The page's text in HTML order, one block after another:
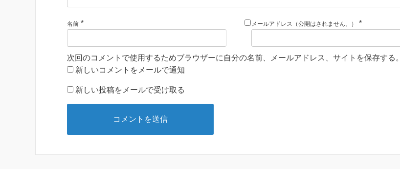
名前 * メールアドレス（公開はされません。） *
次回のコメントで使用するためブラウザーに自分の名前、メールアドレス、サイトを保存する。
新しいコメントをメールで通知
新しい投稿をメールで受け取る